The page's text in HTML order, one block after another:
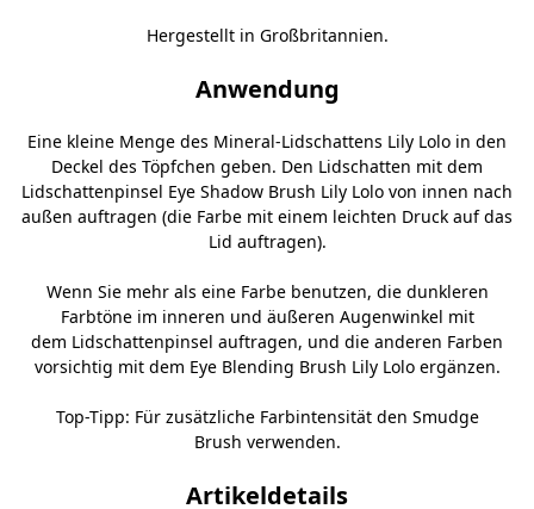
Hergestellt in Großbritannien.
Anwendung
Eine kleine Menge des Mineral-Lidschattens Lily Lolo in den
Deckel des Töpfchen geben. Den Lidschatten mit dem
Lidschattenpinsel Eye Shadow Brush Lily Lolo von innen nach
außen auftragen (die Farbe mit einem leichten Druck auf das
Lid auftragen).
Wenn Sie mehr als eine Farbe benutzen, die dunkleren
Farbtöne im inneren und äußeren Augenwinkel mit
dem Lidschattenpinsel auftragen, und die anderen Farben
vorsichtig mit dem Eye Blending Brush Lily Loloergänzen.
Top-Tipp: Für zusätzliche Farbintensität den Smudge
Brush verwenden.
Artikeldetails